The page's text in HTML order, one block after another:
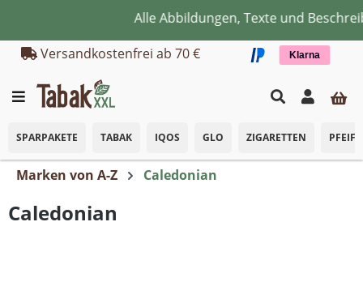
Zum Hauptinhalt springenAlle Abbildungen, Texte und
Versandkostenfrei ab 70 €
Klarna
SPARPAKETE TABAK IQOS GLO ZIGARETTEN
Marken von A-Z Caledonian
Caledonian